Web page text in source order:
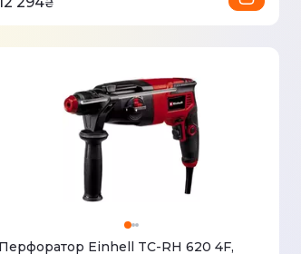
Перфоратор Einhell TC-RH 620 4F,